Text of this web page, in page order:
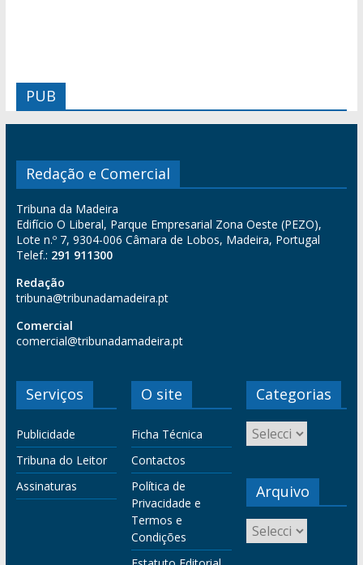
PUB
Redação e Comercial
Tribuna da Madeira
Edifício O Liberal, Parque Empresarial Zona Oeste (PEZO),
Lote n.º 7, 9304-006 Câmara de Lobos, Madeira, Portugal
Telef.: 291 911300
Redação
tribuna@tribunadamadeira.pt
Comercial
comercial@tribunadamadeira.pt
Serviços
Publicidade
Tribuna do Leitor
Assinaturas
O site
Ficha Técnica
Contactos
Política de
Privacidade e
Termos e
Condições
Categorias
Arquivo